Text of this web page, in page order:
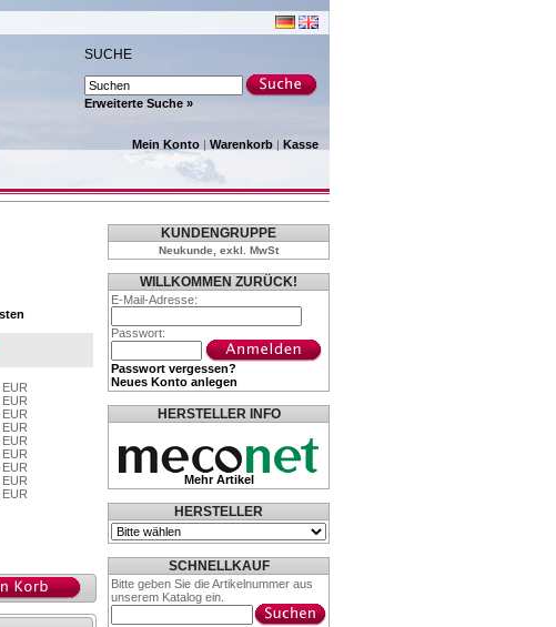
SUCHE
Erweiterte Suche »
Mein Konto | Warenkorb | Kasse
KUNDENGRUPPE
Neukunde, exkl. MwSt
WILLKOMMEN ZURÜCK!
E-Mail-Adresse:
Passwort:
Passwort vergessen?
Neues Konto anlegen
HERSTELLER INFO
Mehr Artikel
HERSTELLER
SCHNELLKAUF
Bitte geben Sie die Artikelnummer aus
unserem Katalog ein.